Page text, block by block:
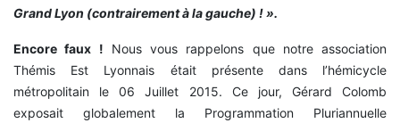
Grand Lyon (contrairement à la gauche) !».
Encore faux ! Nous vous rappelons que notre association
Thémis Est Lyonnais était présente dans l’hémicycle
métropolitain le 06 Juillet 2015. Ce jour, Gérard Colomb
exposait globalement la Programmation Pluriannuelle